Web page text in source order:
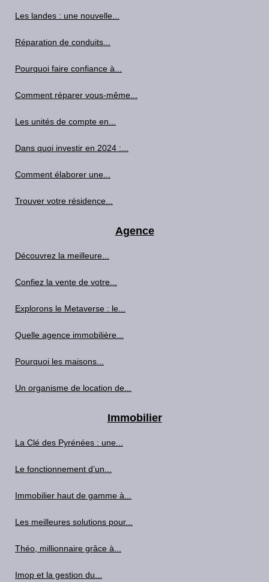
Les landes : une nouvelle...
Réparation de conduits...
Pourquoi faire confiance à...
Comment réparer vous-même...
Les unités de compte en...
Dans quoi investir en 2024 :...
Comment élaborer une...
Trouver votre résidence...
Agence
Découvrez la meilleure...
Confiez la vente de votre...
Explorons le Metaverse : le...
Quelle agence immobilière...
Pourquoi les maisons...
Un organisme de location de...
Immobilier
La Clé des Pyrénées : une...
Le fonctionnement d’un...
Immobilier haut de gamme à...
Les meilleures solutions pour...
Théo, millionnaire grâce à...
Imop et la gestion du...